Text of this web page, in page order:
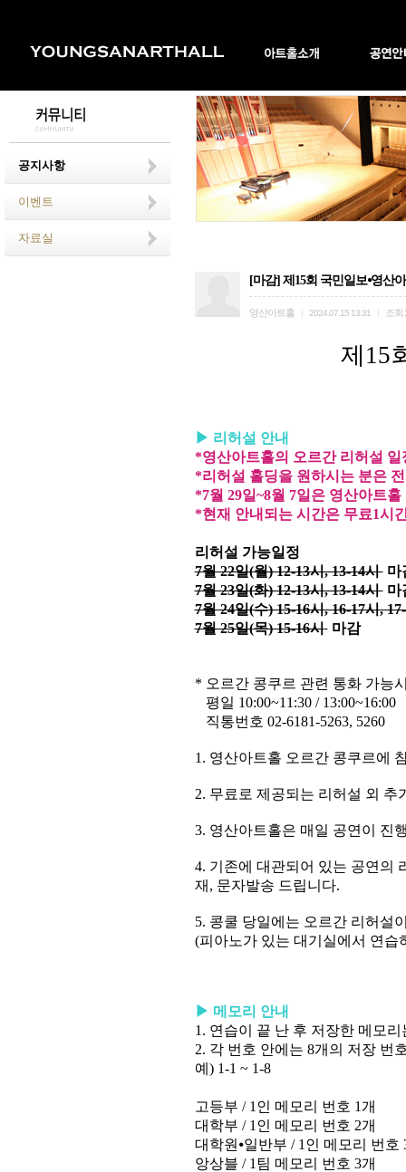
공지사항
이벤트
자료실
[마감] 제15회 국민일보⦁영산
영산아트홀 2024.07.15 13:31 조회
제 15
▶ 리허설 안내
*영산아트홀의 오르간 리허설
*리허설 홀딩을 원하시는 분은
*7월 29일~8월 7일은 영산아트
*현재 안내되는 시간은 무료1시
리허설 가능일정
7월 22일(월) 12-13시, 13-14시마
7월 23일(화) 12-13시, 13-14시마
7월 24일(수) 15-16시, 16-17시,
7월 25일(목) 15-16시 마감
* 오르간 콩쿠르 관련 통화 가능
평일 10:00~11:30 / 13:00~16:00
직통번호 02-6181-5263, 5260
1. 영산아트홀 오르간 콩쿠르에
2. 무료로 제공되는 리허설 외 추
3. 영산아트홀은 매일 공연이 진
4. 기존에 대관되어 있는 공연의
재 , 문자발송 드립니다.
5. 콩쿨 당일에는 오르간 리허설
(피아노가 있는 대기실에서 연습
▶ 메모리 안내
1. 연습이 끝 난 후 저장한 메모
2. 각 번호 안에는 8개의 저장 번
예 ) 1-1 ~ 1-8
고등부 / 1 인 메모리 번호 1개
대학부 / 1 인 메모리 번호 2개
대학원 ⦁일반부 / 1 인 메모리 번호
앙상블 / 1 팀 메모리 번호 3개